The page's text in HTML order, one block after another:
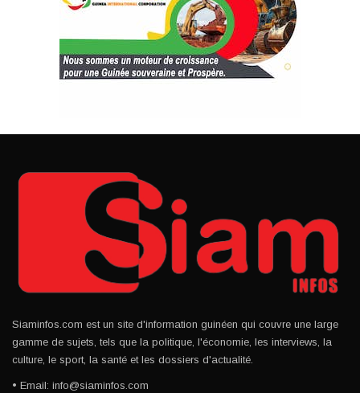
Siaminfos.com est un site d'information guinéen qui couvre une large
gamme de sujets, tels que la politique, l'économie, les interviews, la
culture, le sport, la santé et les dossiers d'actualité.
• Email: info@siaminfos.com